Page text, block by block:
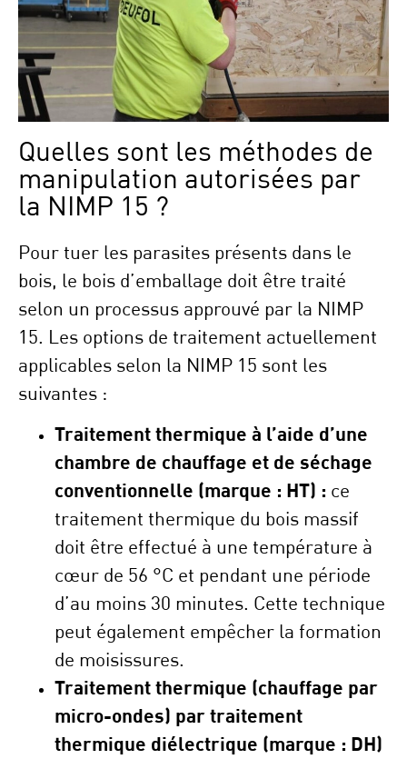
Quelles sont les méthodes de
manipulation autorisées par
la NIMP 15 ?
Pour tuer les parasites présents dans le
bois, le bois d’emballage doit être traité
selon un processus approuvé par la NIMP
15. Les options de traitement actuellement
applicables selon la NIMP 15 sont les
suivantes :
Traitement thermique à l’aide d’une
chambre de chauffage et de séchage
conventionnelle (marque : HT) : ce
traitement thermique du bois massif
doit être effectué à une température à
cœur de 56 °C et pendant une période
d’au moins 30 minutes. Cette technique
peut également empêcher la formation
de moisissures.
Traitement thermique (chauffage par
micro-ondes) par traitement
thermique diélectrique (marque : DH)